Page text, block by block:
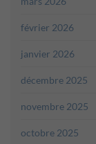
février 2026
janvier 2026
décembre 2025
novembre 2025
octobre 2025